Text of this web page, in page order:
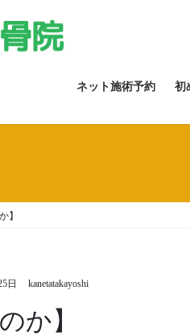
ネット施術予約 初
】
日 kanetatakayoshi
か】